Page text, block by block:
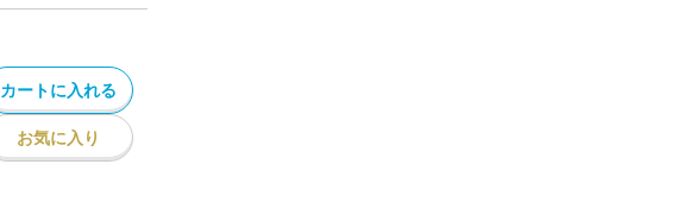
カートに入れる
お気に入り